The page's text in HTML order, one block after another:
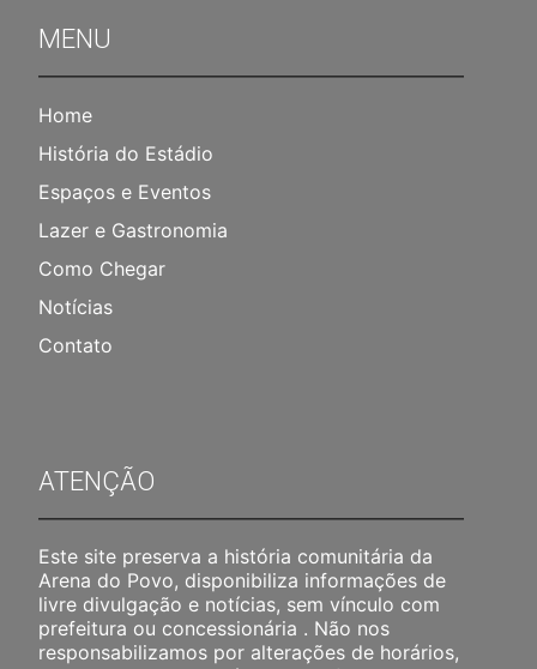
MENU
Home
História do Estádio
Espaços e Eventos
Lazer e Gastronomia
Como Chegar
Notícias
Contato
ATENÇÃO
Este site preserva a história comunitária da
Arena do Povo, disponibiliza informações de
livre divulgação e notícias, sem vínculo com
prefeitura ou concessionária . Não nos
responsabilizamos por alterações de horários,